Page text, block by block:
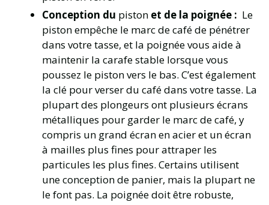
Conception du piston et de la poignée : Le
piston empêche le marc de café de pénétrer
dans votre tasse, et la poignée vous aide à
maintenir la carafe stable lorsque vous
poussez le piston vers le bas. C’est également
la clé pour verser du café dans votre tasse. La
plupart des plongeurs ont plusieurs écrans
métalliques pour garder le marc de café, y
compris un grand écran en acier et un écran
à mailles plus fines pour attraper les
particules les plus fines. Certains utilisent
une conception de panier, mais la plupart ne
le font pas. La poignée doit être robuste,